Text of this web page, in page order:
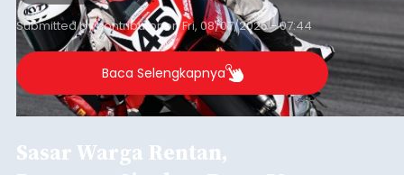
Submitted bycontributoronFri, 08/07/2026 - 07:44
Baca Selengkapnya
Sasar Warga Rentan,